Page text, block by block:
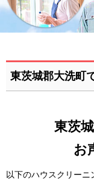
東茨城郡大洗町
東茨
お
以下のハウスクリーニ